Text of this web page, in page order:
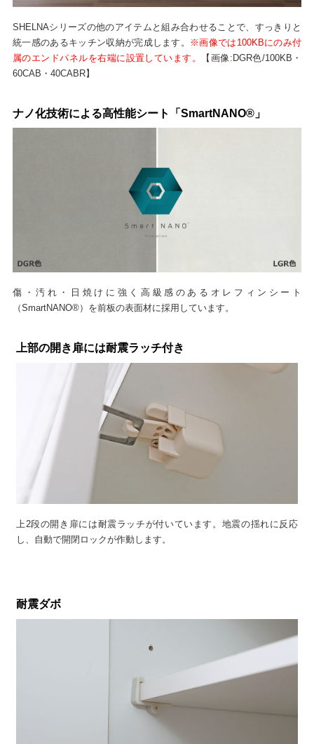
SHELNAシリーズの他のアイテムと組み合わせることで、すっきりと
統一感のあるキッチン収納が完成します。
※画像では100KBにのみ付
属のエンドパネルを右端に設置しています。
【画像:DGR色/100KB・
60CAB・40CABR】
ナノ化技術による高性能シート「SmartNANO®」
傷・汚れ・日焼けに強く高級感のあるオレフィンシート
（SmartNANO®）を前板の表面材に採用しています。
上部の開き扉には耐震ラッチ付き
上2段の開き扉には耐震ラッチが付いています。地震の揺れに反応
し、自動で開閉ロックが作動します。
耐震ダボ